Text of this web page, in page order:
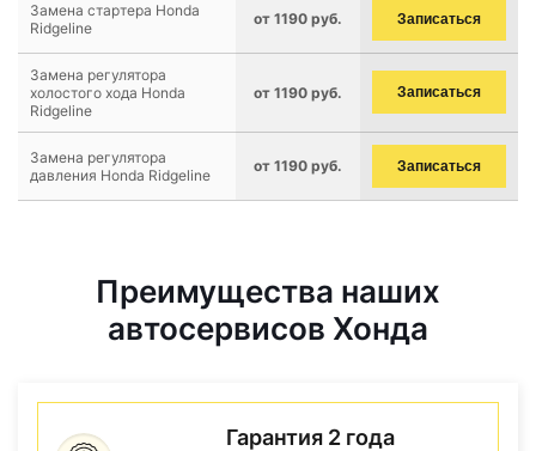
Замена стартера Honda
Ridgeline
от 1190 руб. Записаться
Замена регулятора
холостого хода Honda
Ridgeline
от 1190 руб. Записаться
Замена регулятора
давления Honda Ridgeline
от 1190 руб. Записаться
Преимущества наших
автосервисов Хонда
Гарантия 2 года